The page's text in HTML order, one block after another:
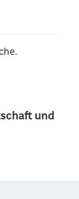
und